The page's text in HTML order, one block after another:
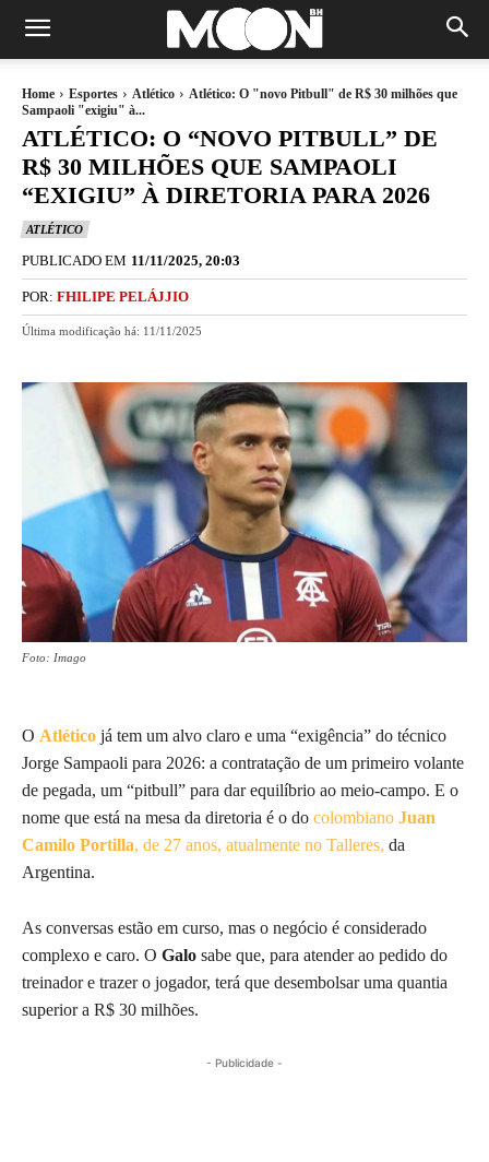
Home Esportes Atlético
Atlético: O "novo Pitbull" de R$ 30 milhões que
Sampaoli "exigiu" à...
ATLÉTICO: O “NOVO PITBULL” DE
R$ 30 MILHÕES QUE SAMPAOLI
“EXIGIU” À DIRETORIA PARA 2026
ATLÉTICO
PUBLICADO EM 11/11/2025, 20:03
POR: FHILIPE PELÁJJIO
Última modificação há: 11/11/2025
Foto: Imago
O Atlético já tem um alvo claro e uma “exigência” do técnico
Jorge Sampaoli para 2026: a contratação de um primeiro volante
de pegada, um “pitbull” para dar equilíbrio ao meio-campo. E o
nome que está na mesa da diretoria é o do colombiano Juan
Camilo Portilla, de 27 anos, atualmente no Talleres, da
Argentina.
As conversas estão em curso, mas o negócio é considerado
complexo e caro. O Galo sabe que, para atender ao pedido do
treinador e trazer o jogador, terá que desembolsar uma quantia
superior a R$ 30 milhões.
- Publicidade -